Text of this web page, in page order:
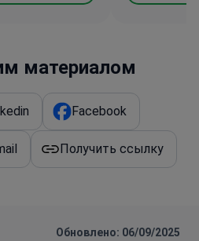
критика,
по-английски,
материалом
Facebook
Получить ссылку
Обновлено: 06/09/2025